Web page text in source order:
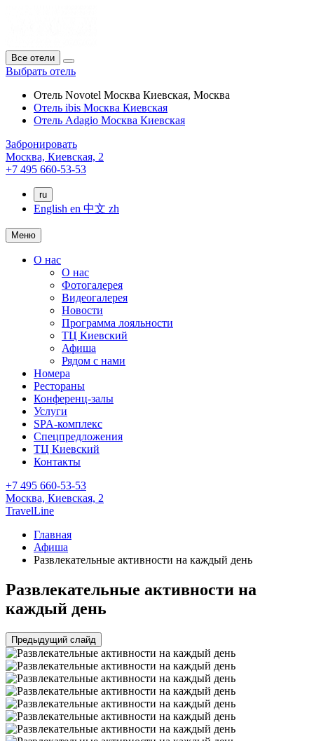
Все отели
Выбрать отель
Отель Novotel Москва Киевская, Москва
Отель ibis Москва Киевская
Отель Adagio Москва Киевская
Забронировать
Москва, Киевская, 2
+7 495 660-53-53
ru
English en 中文 zh
Меню
О нас
О нас
Фотогалерея
Видеогалерея
Новости
Программа лояльности
ТЦ Киевский
Афиша
Рядом с нами
Номера
Рестораны
Конференц-залы
Услуги
SPA-комплекс
Спецпредложения
ТЦ Киевский
Контакты
+7 495 660-53-53
Москва, Киевская, 2
TravelLine
Главная
Афиша
Развлекательные активности на каждый день
Развлекательные активности на
каждый день
Предыдущий слайд